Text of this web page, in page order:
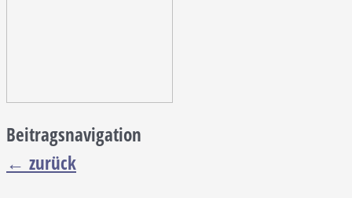
Beitragsnavigation
← zurück